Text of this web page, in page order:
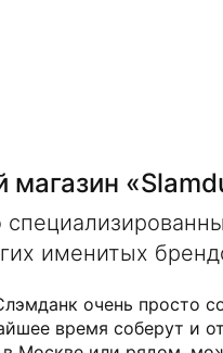
магазин
именитых
очень просто
время соберут и